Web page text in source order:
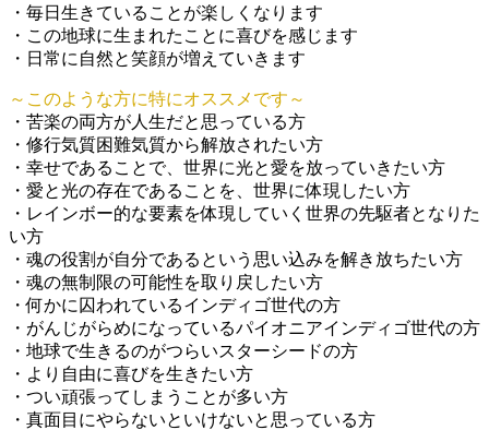
・毎日生きていることが楽しくなります
・この地球に生まれたことに喜びを感じます
・日常に自然と笑顔が増えていきます
～このような方に特にオススメです～
・苦楽の両方が人生だと思っている方
・修行気質困難気質から解放されたい方
・幸せであることで、世界に光と愛を放っていきたい方
・愛と光の存在であることを、世界に体現したい方
・レインボー的な要素を体現していく世界の先駆者となりた
い方
・魂の役割が自分であるという思い込みを解き放ちたい方
・魂の無制限の可能性を取り戻したい方
・何かに囚われているインディゴ世代の方
・がんじがらめになっているパイオニアインディゴ世代の方
・地球で生きるのがつらいスターシードの方
・より自由に喜びを生きたい方
・つい頑張ってしまうことが多い方
・真面目にやらないといけないと思っている方